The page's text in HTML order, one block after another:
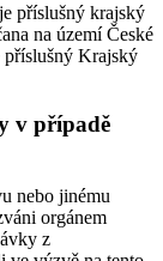
příslušný krajský
na území České
příslušný Krajský
v případě
nebo jinému
orgánem
z